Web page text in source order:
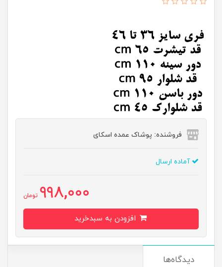
فروشنده: پوشاک عمده اسکای
آماده ارسال
998,000 تومان
دیدگاه‌ها